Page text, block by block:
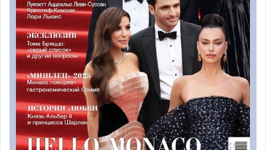
@Antonenko Yuliia
Хоровая школа была основана в 2013 году в Киеве
украинским дирижером Алисой Свешниковой. В 2022
году был открыт филиал школы в Монако, в 2023 — в
Ницце и Дубае.